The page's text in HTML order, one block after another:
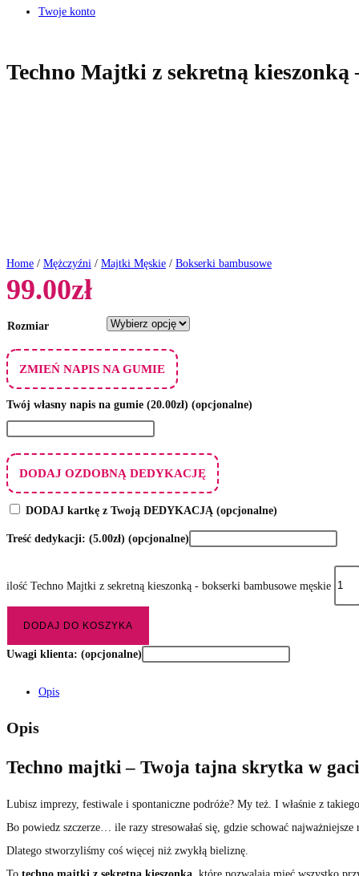
Twoje konto
Techno Majtki z sekretną kieszonką
Home / Mężczyźni / Majtki Męskie / Bokserki bambusowe
99.00zł
Rozmiar
ZMIEŃ NAPIS NA GUMIE
Twój własny napis na gumie (20.00zł) (opcjonalne)
DODAJ OZDOBNĄ DEDYKACJĘ
DODAJ kartkę z Twoją DEDYKACJĄ (opcjonalne)
Treść dedykacji: (5.00zł) (opcjonalne)
ilość Techno Majtki z sekretną kieszonką - bokserki bambusowe męskie
DODAJ DO KOSZYKA
Uwagi klienta: (opcjonalne)
Opis
Opis
Techno majtki – Twoja tajna skrytka w
Lubisz imprezy, festiwale i spontaniczne podróże? My też. I właśnie z
Bo powiedz szczerze… ile razy stresowałaś się, gdzie schować
Dlatego stworzyliśmy coś więcej niż zwykłą bieliznę.